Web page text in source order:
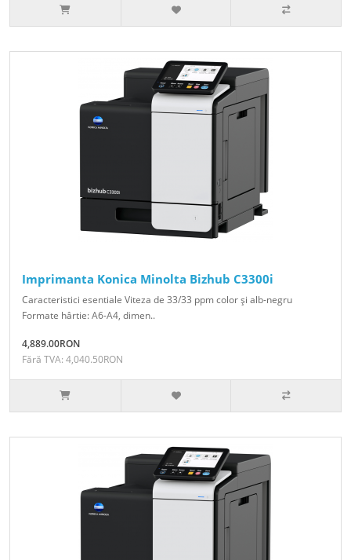
Imprimanta Konica Minolta Bizhub C3300i
Caracteristici esentiale Viteza de 33/33 ppm color şi alb-negru
Formate hârtie: A6-A4, dimen..
4,889.00RON
Fără TVA: 4,040.50RON